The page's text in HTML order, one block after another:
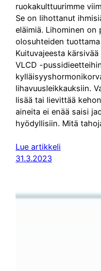
ruokakulttuurimme
Se on lihottanut
eläimiä. Lihominen on
olosuhteiden
Kuituvajeesta
VLCD -
lihavuusleikkauksiin.
lisää tai lievittää
aineita ei enää saisi
hyödyllisiin. Mitä
Lue artikkeli
31.3.2023